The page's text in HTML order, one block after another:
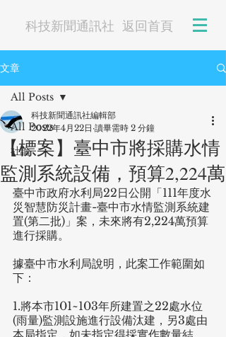
科技新聞通訊社 返回首頁
文章
All Posts
社論
All Posts
【標案】臺中市將採購水情
監測系統設備，預算2,224萬
科技新聞通訊社編輯部
2022年4月22日 讀畢需時 2 分鐘
臺中市政府水利局22日公開「111年度水
災智慧防災計畫-臺中市水情監測系統建
置(第二批)」案，未來將有2,224萬預算
進行採購。
據臺中市水利局說明，此案工作範圍如
下：
1.將本市101~103年所建置之22處水位
(雨量)監測設施進行設備汰建，另3處由
本局指定，如未指定得採實作數量結